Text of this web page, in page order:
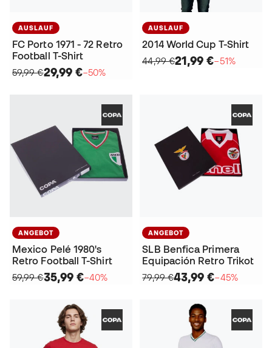
AUSLAUF
FC Porto 1971 - 72 Retro
Football T-Shirt
59,99 €29,99 €−50%
AUSLAUF
2014 World Cup T-Shirt
44,99 €21,99 €−51%
ANGEBOT
Mexico Pelé 1980's
Retro Football T-Shirt
59,99 €35,99 €−40%
ANGEBOT
SLB Benfica Primera
Equipación Retro Trikot
79,99 €43,99 €−45%